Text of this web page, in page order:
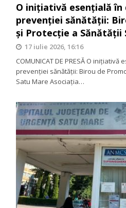
O inițiativă esențială în
prevenției sănătății:
și Protecție a Sănătății
17 iulie 2026, 16:16
COMUNICAT DE PRESĂ O
prevenției sănătății: Birou de
Satu Mare Asociația…